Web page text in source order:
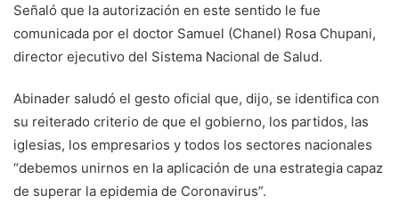
Señaló que la autorización en este sentido le fue
comunicada por el doctor Samuel (Chanel) Rosa Chupani,
director ejecutivo del Sistema Nacional de Salud.
Abinader saludó el gesto oficial que, dijo, se identifica con
su reiterado criterio de que el gobierno, los partidos, las
iglesias, los empresarios y todos los sectores nacionales
“debemos unirnos en la aplicación de una estrategia capaz
de superar la epidemia de Coronavirus”.